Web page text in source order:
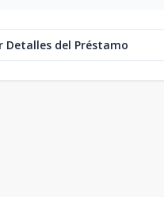
Detalles del Préstamo